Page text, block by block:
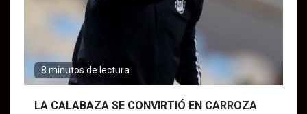
8 minutos de lectura
LA CALABAZA SE CONVIRTIÓ EN CARROZA